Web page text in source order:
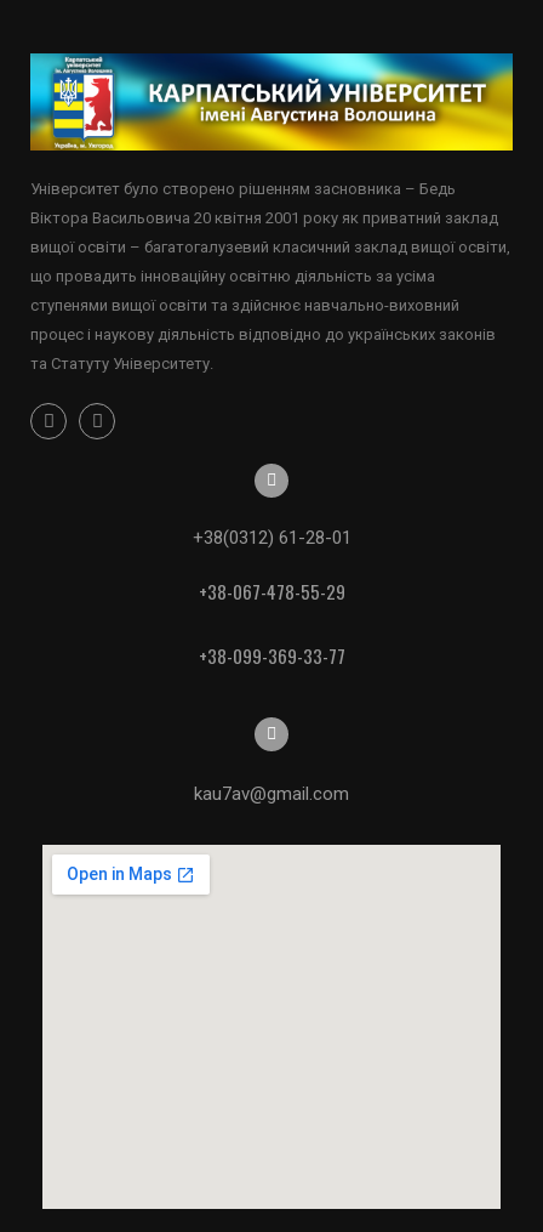
Університет було створено рішенням засновника – Бедь
Віктора Васильовича 20 квітня 2001 року як приватний заклад
вищої освіти – багатогалузевий класичний заклад вищої освіти,
що провадить інноваційну освітню діяльність за усіма
ступенями вищої освіти та здійснює навчально-виховний
процес і наукову діяльність відповідно до українських законів
та Статуту Університету.
+38(0312) 61-28-01
+38-067-478-55-29
+38-099-369-33-77
kau7av@gmail.com